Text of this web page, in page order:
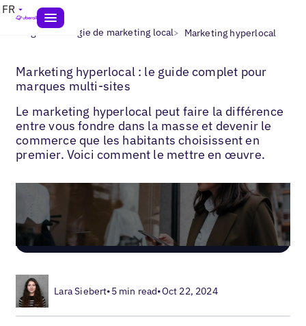
FR
Blogs> Stratégie de marketing local> Marketing hyperlocal
Marketing hyperlocal : le guide complet pour
marques multi-sites
Le marketing hyperlocal peut faire la différence
entre vous fondre dans la masse et devenir le
commerce que les habitants choisissent en
premier. Voici comment le mettre en œuvre.
Lara Siebert•5 min read•Oct 22, 2024